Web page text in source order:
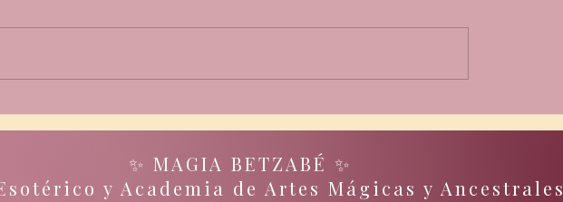
consumo
responsabilidad
✨ MAGIA BETZABÉ ✨
y Academia de Artes Mágicas y Ancestrales